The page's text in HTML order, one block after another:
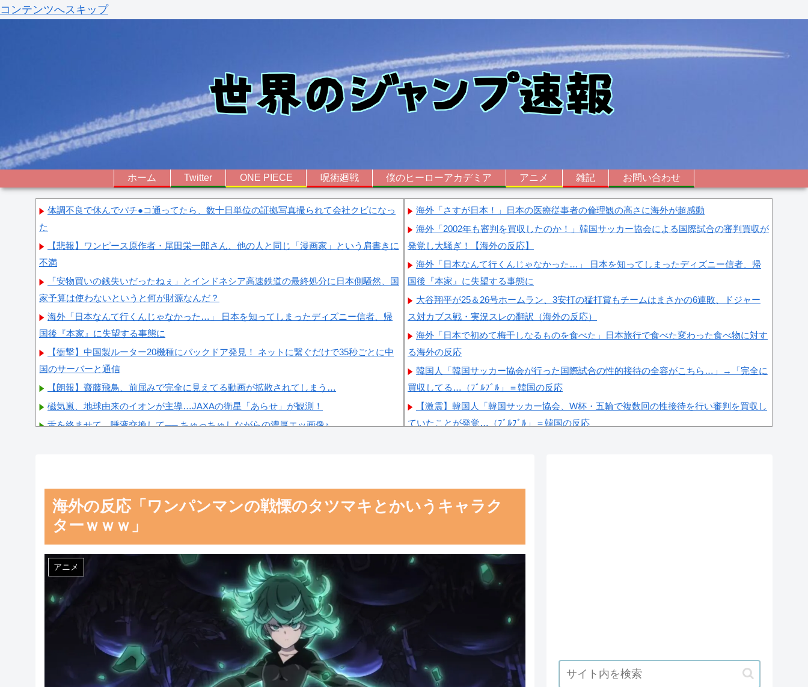
コンテンツへスキップ
ホーム Twitter ONE PIECE 呪術廻戦 僕のヒーローアカデミア アニメ 雑記 お問い合わせ
体調不良で休んでパチ●コ通ってたら、数十日単位の証拠写真撮られて会社クビになっ
た
【悲報】ワンピース原作者・尾田栄一郎さん、他の人と同じ「漫画家」という肩書きに
不満
「安物買いの銭失いだったねぇ」とインドネシア高速鉄道の最終処分に日本側騒然、国
家予算は使わないというと何が財源なんだ？
海外「日本なんて行くんじゃなかった…」 日本を知ってしまったディズニー信者、帰
国後『本家』に失望する事態に
【衝撃】中国製ルーター20機種にバックドア発見！ ネットに繋ぐだけで35秒ごとに中
国のサーバーと通信
【朗報】齋藤飛鳥、前屈みで完全に見えてる動画が拡散されてしまう…
磁気嵐、地球由来のイオンが主導…JAXAの衛星「あらせ」が観測！
舌を絡ませて、唾液交換して── ちゅっちゅしながらの濃厚エッ画像♪
海外「さすが日本！」日本の医療従事者の倫理観の高さに海外が超感動
海外「2002年も審判を買収したのか！」韓国サッカー協会による国際試合の審判買収が
発覚し大騒ぎ！【海外の反応】
海外「日本なんて行くんじゃなかった…」 日本を知ってしまったディズニー信者、帰
国後『本家』に失望する事態に
大谷翔平が25＆26号ホームラン、3安打の猛打賞もチームはまさかの6連敗、ドジャー
ス対カブス戦・実況スレの翻訳（海外の反応）
海外「日本で初めて梅干しなるものを食べた」日本旅行で食べた変わった食べ物に対す
る海外の反応
韓国人「韓国サッカー協会が行った国際試合の性的接待の全容がこちら…」→「完全に
買収してる…（ﾌﾞﾙﾌﾞﾙ」＝韓国の反応
【激震】韓国人「韓国サッカー協会、W杯・五輪で複数回の性接待を行い審判を買収し
ていたことが発覚…（ﾌﾞﾙﾌﾞﾙ」＝韓国の反応
員に愛されてる模様…（ﾌﾞﾙﾌﾞﾙ」＝韓国の反応
Powered by livedoor 相互RSS
海外の反応「ワンパンマンの戦慄のタツマキとかいうキャラク
ターｗｗｗ」
アニメ